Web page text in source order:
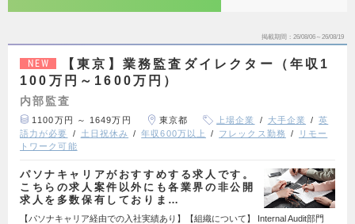
掲載期間 26/08/06～26/08/19
NEW
【東京】業務監査ダイレクター（年収1
100万円～1600万円）
内部監査
1100万円 ～ 1649万円 東京都 上場企業 大手企業
英
語力が必要
土日祝休み 年収600万以上 フレックス勤務
リモー
トワーク可能
パソナキャリアがおすすめする求人です。
こちらの求人案件以外にも各業界の非公開
求人を多数保有しておりま…
【パソナキャリア経由での入社実績あり】【組織について】 Internal Audit部門